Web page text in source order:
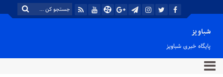
شباویز
پایگاه خبری شباویز